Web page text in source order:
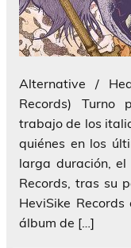
Alternative /
Records) Turno
trabajo de los
quiénes en los
larga duración,
Records, tras su
HeviSike
álbum de […]